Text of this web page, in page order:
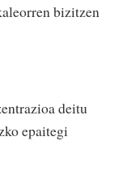
bizitzen
deitu
epaitegi